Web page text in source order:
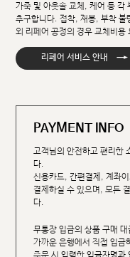
가죽 및 아웃솔 교체, 케어 등 각
추구합니다. 접착, 재봉, 부착 불
외 리페어 공정의 경우 교체비용
리페어 서비스 안내 →
PAYMENT INFO
고객님의 안전하고 편리한
다.
신용카드, 간편결제, 계좌
결제하실 수 있으며, 모든
다.
무통장 입금의 상품 구매
가까운 은행에서 직접 입금
주문 시 입력한 입금자명과